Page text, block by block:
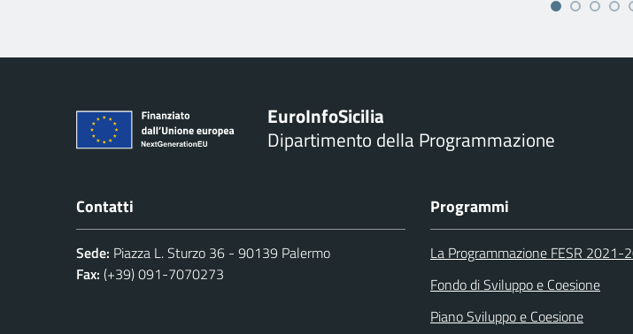
EuroInfoSicilia
Dipartimento della Programmazione
Contatti
Sede: Piazza L. Sturzo 36 - 90139 Palermo
Fax: (+39) 091-7070273
Programmi
La Programmazione FESR 2021-
Fondo di Sviluppo e Coesione
Piano Sviluppo e Coesione